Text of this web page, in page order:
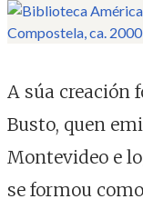
A súa creación
Busto, quen
Montevideo e
se formou